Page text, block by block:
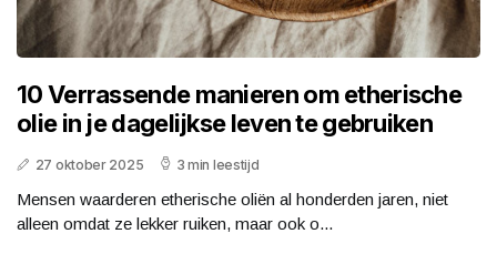
10 Verrassende manieren om etherische
olie in je dagelijkse leven te gebruiken
27 oktober 2025 3 min leestijd
Mensen waarderen etherische oliën al honderden jaren, niet
alleen omdat ze lekker ruiken, maar ook o...